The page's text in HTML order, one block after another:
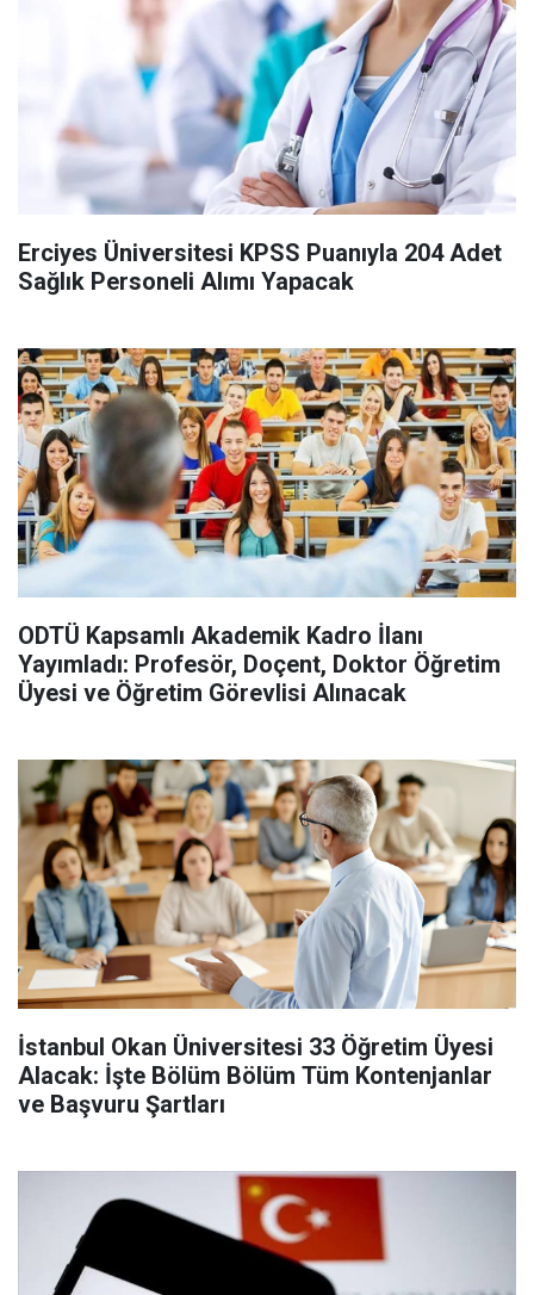
Erciyes Üniversitesi KPSS Puanıyla 204 Adet
Sağlık Personeli Alımı Yapacak
ODTÜ Kapsamlı Akademik Kadro İlanı
Yayımladı: Profesör, Doçent, Doktor Öğretim
Üyesi ve Öğretim Görevlisi Alınacak
İstanbul Okan Üniversitesi 33 Öğretim Üyesi
Alacak: İşte Bölüm Bölüm Tüm Kontenjanlar
ve Başvuru Şartları